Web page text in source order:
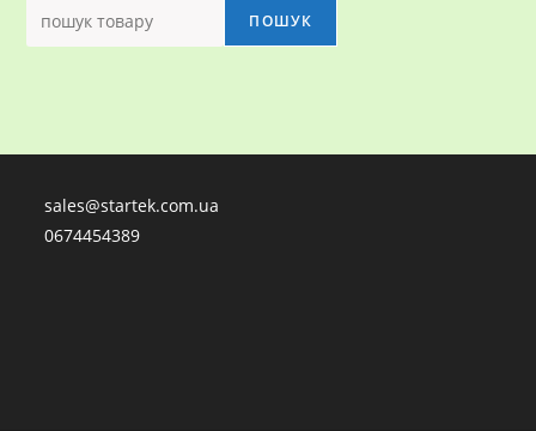
ПОШУК
sales@startek.com.ua
0674454389